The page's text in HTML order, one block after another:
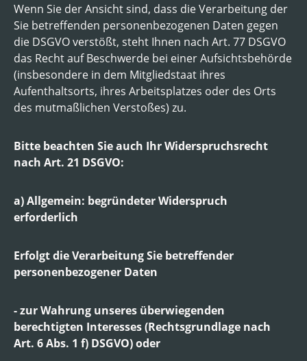
Wenn Sie der Ansicht sind, dass die Verarbeitung der
Sie betreffenden personenbezogenen Daten gegen
die DSGVO verstößt, steht Ihnen nach Art. 77 DSGVO
das Recht auf Beschwerde bei einer Aufsichtsbehörde
(insbesondere in dem Mitgliedstaat ihres
Aufenthaltsorts, ihres Arbeitsplatzes oder des Orts
des mutmaßlichen Verstoßes) zu.
Bitte beachten Sie auch Ihr Widerspruchsrecht
nach Art. 21 DSGVO:
a) Allgemein: begründeter Widerspruch
erforderlich
Erfolgt die Verarbeitung Sie betreffender
personenbezogener Daten
- zur Wahrung unseres überwiegenden
berechtigten Interesses (Rechtsgrundlage nach
Art. 6 Abs. 1 f) DSGVO) oder